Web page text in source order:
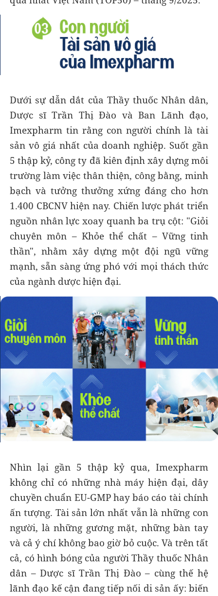
Dưới sự dẫn dắt của Thầy thuốc Nhân dân,
Dược sĩ Trần Thị Đào và Ban Lãnh đạo,
Imexpharm tin rằng con người chính là tài
sản vô giá nhất của doanh nghiệp. Suốt gần
5 thập kỷ, công ty đã kiên định xây dựng môi
trường làm việc thân thiện, công bằng, minh
bạch và tưởng thưởng xứng đáng cho hơn
1.400 CBCNV hiện nay. Chiến lược phát triển
nguồn nhân lực xoay quanh ba trụ cột: "Giỏi
chuyên môn – Khỏe thể chất – Vững tinh
thần", nhằm xây dựng một đội ngũ vững
mạnh, sẵn sàng ứng phó với mọi thách thức
của ngành dược hiện đại.
Nhìn lại gần 5 thập kỷ qua, Imexpharm
không chỉ có những nhà máy hiện đại, dây
chuyền chuẩn EU-GMP hay báo cáo tài chính
ấn tượng. Tài sản lớn nhất vẫn là những con
người, là những gương mặt, những bàn tay
và cả ý chí không bao giờ bỏ cuộc. Và trên tất
cả, có hình bóng của người Thầy thuốc Nhân
dân – Dược sĩ Trần Thị Đào – cùng thế hệ
lãnh đạo kế cận đang tiếp nối di sản ấy: biến